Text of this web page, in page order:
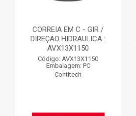
CORREIA EM C - GIR /
DIREÇAO HIDRAULICA :
AVX13X1150
Código: AVX13X1150
Embalagem: PC
Contitech